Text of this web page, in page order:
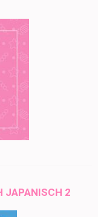
JAPANISCH 2